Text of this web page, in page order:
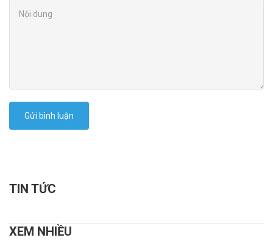
Gửi bình luận
TIN TỨC
XEM NHIỀU